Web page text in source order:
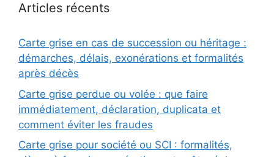
Articles récents
Carte grise en cas de succession ou héritage :
démarches, délais, exonérations et formalités
après décès
Carte grise perdue ou volée : que faire
immédiatement, déclaration, duplicata et
comment éviter les fraudes
Carte grise pour société ou SCI : formalités,